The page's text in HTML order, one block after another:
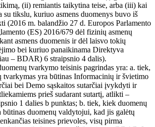
(ii) remiantis taikytina teise, arba (iii) kai
su tikslu, kuriuo asmens duomenys buvo iš
(2016 m. balandžio 27 d. Europos Parlamento
(ES) 2016/679 dėl fizinių asmenų
asmens duomenis ir dėl laisvo tokių
bei kuriuo panaikinama Direktyva
– BDAR) 6 straipsnio 4 dalis).
tvarkymo teisinis pagrindas yra: a. tiek,
tvarkymas yra būtinas Informacinių ir švietimo
bei Demo sąskaitos sutarčiai įvykdyti ir
prieš sudarant sutartį, atlikti –
1 dalies b punktas; b. tiek, kiek duomenų
būtinas duomenų valdytojui, kad jis galėtų
teisines prievoles, visų pirma